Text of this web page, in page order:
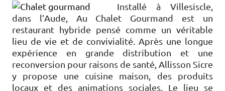
Installé à Villesiscle,
dans l’Aude, Au Chalet Gourmand est un
restaurant hybride pensé comme un véritable
lieu de vie et de convivialité. Après une longue
expérience en grande distribution et une
reconversion pour raisons de santé, Allisson Sicre
y propose une cuisine maison, des produits
locaux et des animations sociales. Le lieu se